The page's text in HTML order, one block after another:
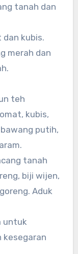
tanah dan
kubis.
merah dan
teh
kubis,
putih,
tanah
biji wijen,
Aduk
untuk
kesegaran